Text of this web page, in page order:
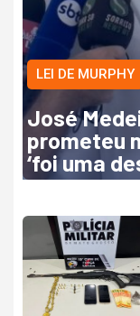
LEI DE MURPHY
José
prometeu
‘foi uma